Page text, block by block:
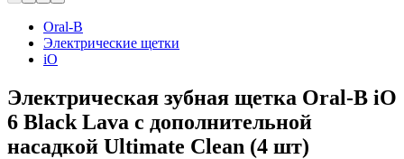
Oral-B
Электрические щетки
iO
Электрическая зубная щетка Oral-B iO
6 Black Lava с дополнительной
насадкой Ultimate Clean (4 шт)